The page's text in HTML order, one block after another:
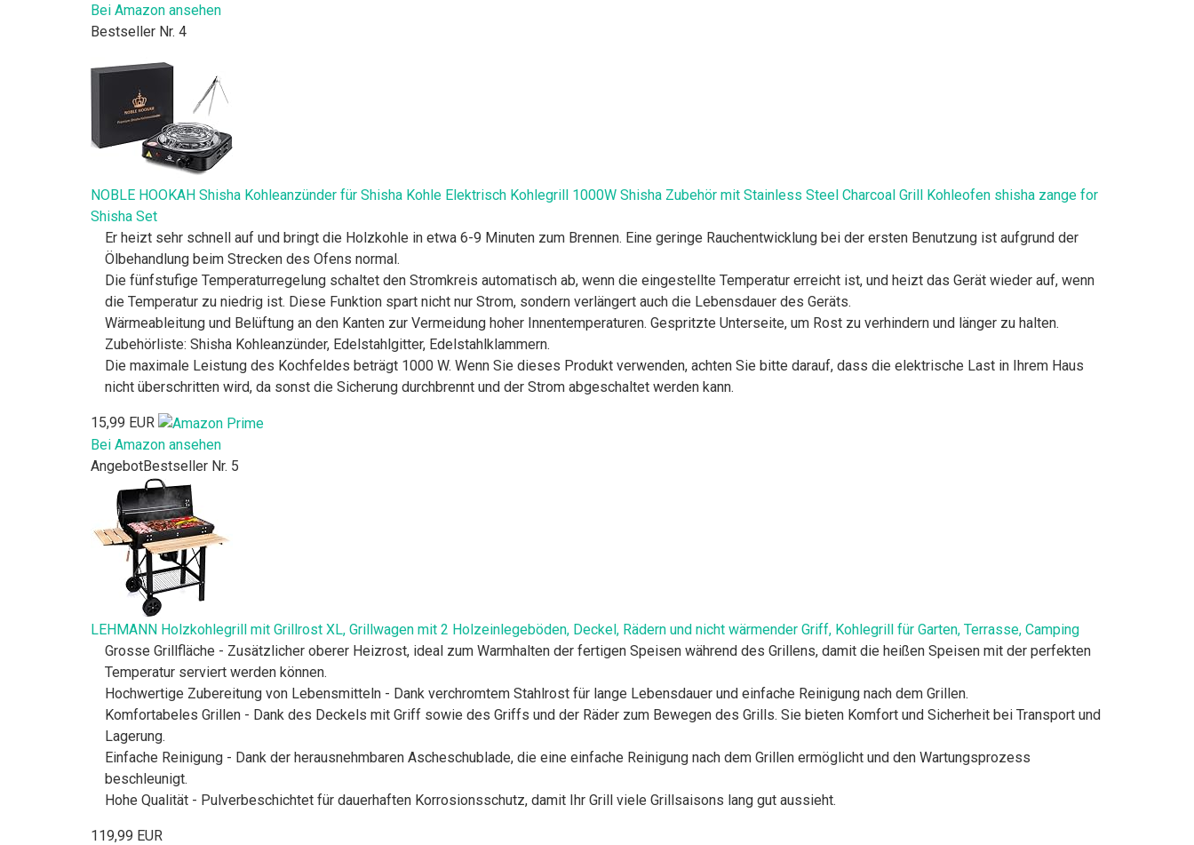
Bei Amazon ansehen
Bestseller Nr. 4
NOBLE HOOKAH Shisha Kohleanzünder für Shisha Kohle Elektrisch Kohlegrill 1000W Shisha Zubehör mit Stainless Steel Charcoal Grill Kohleofen shisha zange for
Shisha Set
Er heizt sehr schnell auf und bringt die Holzkohle in etwa 6-9 Minuten zum Brennen. Eine geringe Rauchentwicklung bei der ersten Benutzung ist aufgrund der
Ölbehandlung beim Strecken des Ofens normal.
Die fünfstufige Temperaturregelung schaltet den Stromkreis automatisch ab, wenn die eingestellte Temperatur erreicht ist, und heizt das Gerät wieder auf, wenn
die Temperatur zu niedrig ist. Diese Funktion spart nicht nur Strom, sondern verlängert auch die Lebensdauer des Geräts.
Wärmeableitung und Belüftung an den Kanten zur Vermeidung hoher Innentemperaturen. Gespritzte Unterseite, um Rost zu verhindern und länger zu halten.
Zubehörliste: Shisha Kohleanzünder, Edelstahlgitter, Edelstahlklammern.
Die maximale Leistung des Kochfeldes beträgt 1000 W. Wenn Sie dieses Produkt verwenden, achten Sie bitte darauf, dass die elektrische Last in Ihrem Haus
nicht überschritten wird, da sonst die Sicherung durchbrennt und der Strom abgeschaltet werden kann.
15,99 EUR
Bei Amazon ansehen
AngebotBestseller Nr. 5
LEHMANN Holzkohlegrill mit Grillrost XL, Grillwagen mit 2 Holzeinlegeböden, Deckel, Rädern und nicht wärmender Griff, Kohlegrill für Garten, Terrasse, Camping
Grosse Grillfläche - Zusätzlicher oberer Heizrost, ideal zum Warmhalten der fertigen Speisen während des Grillens, damit die heißen Speisen mit der perfekten
Temperatur serviert werden können.
Hochwertige Zubereitung von Lebensmitteln - Dank verchromtem Stahlrost für lange Lebensdauer und einfache Reinigung nach dem Grillen.
Komfortabeles Grillen - Dank des Deckels mit Griff sowie des Griffs und der Räder zum Bewegen des Grills. Sie bieten Komfort und Sicherheit bei Transport und
Lagerung.
Einfache Reinigung - Dank der herausnehmbaren Ascheschublade, die eine einfache Reinigung nach dem Grillen ermöglicht und den Wartungsprozess
beschleunigt.
Hohe Qualität - Pulverbeschichtet für dauerhaften Korrosionsschutz, damit Ihr Grill viele Grillsaisons lang gut aussieht.
119,99 EUR